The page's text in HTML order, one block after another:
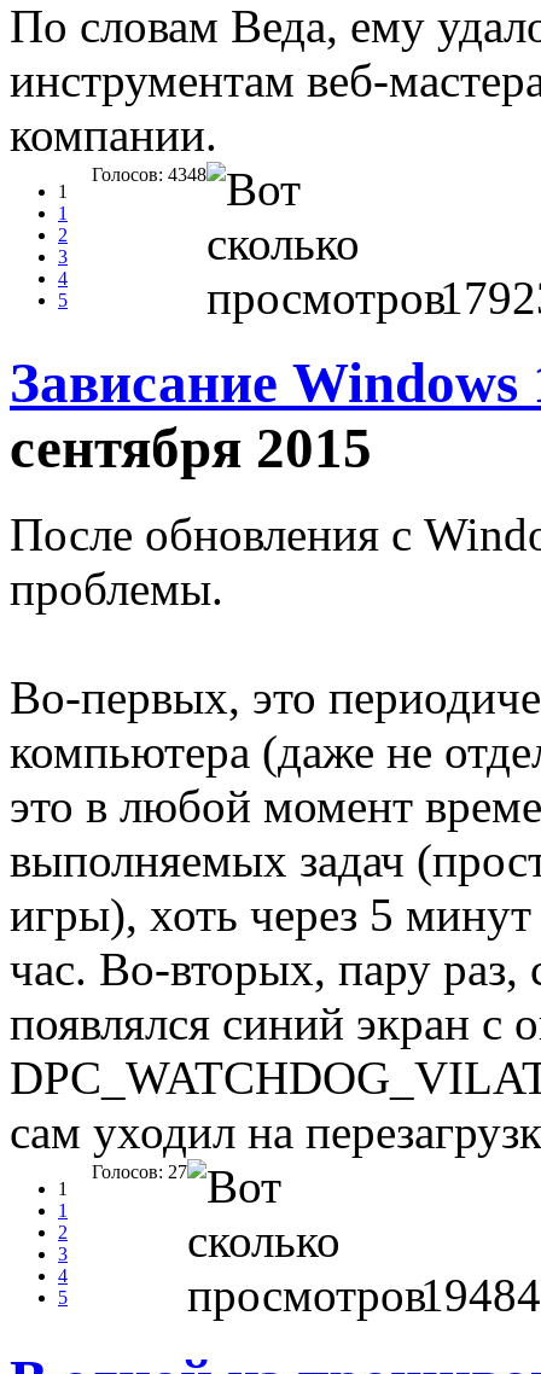
По словам Веда, ему
инструментам веб-
компании.
1
1
2
3
4
5
Голосов: 4348
Зависание Windows
сентября 2015
После обновления с
проблемы.
Во-первых, это
компьютера (даже не
это в любой момент
выполняемых задач
игры), хоть через 5
час. Во-вторых, пару раз,
появлялся синий экран с
сам уходил на
1
1
2
3
4
5
Голосов: 27
19484